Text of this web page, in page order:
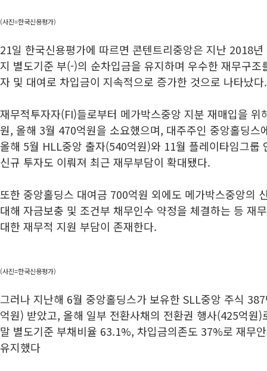
(사진=한국신용평가)
21일 한국신용평가에 따르면 콘텐트리중앙은 지난 2018
지 별도기준 부(-)의 순차입금을 유지하며 우수한 재무구
자 및 대여로 차입금이 지속적으로 증가한 것으로 나타났다.
재무적투자자(FI)들로부터 메가박스중앙 지분 재매입을
원, 올해 3월 470억원을 소요했으며, 대주주인 중앙홀딩스
올해 5월 HLL중앙 출자(540억원)와 11월 플레이타임그룹
신규 투자도 이뤄져 최근 재무부담이 확대됐다.
또한 중앙홀딩스 대여금 700억원 외에도 메가박스중앙의
대해 자금보충 및 조건부 채무인수 약정을 체결하는 등 재
대한 재무적 지원 부담이 존재한다.
(사진=한국신용평가)
그러나 지난해 6월 중앙홀딩스가 보유한 SLL중앙 주식
억원) 받았고, 올해 일부 전환사채의 전환권 행사(425억원
말 별도기준 부채비율 63.1%, 차입금의존도 37%로 재무
유지했다